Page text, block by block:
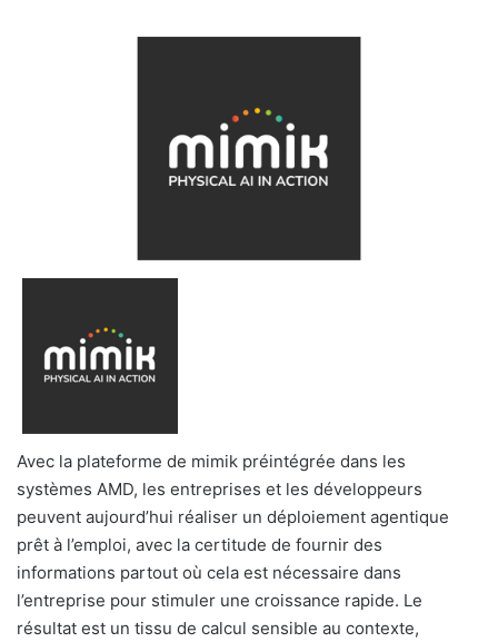
Avec la plateforme de mimik préintégrée dans les
systèmes AMD, les entreprises et les développeurs
peuvent aujourd’hui réaliser un déploiement agentique
prêt à l’emploi, avec la certitude de fournir des
informations partout où cela est nécessaire dans
l’entreprise pour stimuler une croissance rapide. Le
résultat est un tissu de calcul sensible au contexte,